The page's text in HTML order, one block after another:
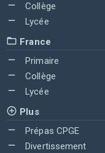
Collège
Lycée
France
Primaire
Collège
Lycée
Plus
Prépas CPGE
Divertissement